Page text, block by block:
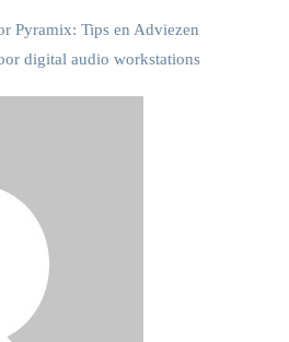
Pyramix: Tips en Adviezen
digital audio workstations